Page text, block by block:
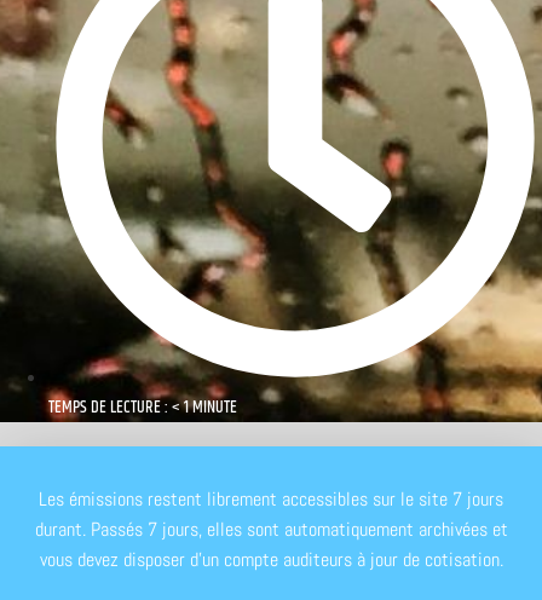
TEMPS DE LECTURE : < 1 MINUTE
Les émissions restent librement accessibles sur le site 7 jours
durant. Passés 7 jours, elles sont automatiquement archivées et
vous devez disposer d'un compte auditeurs à jour de cotisation.